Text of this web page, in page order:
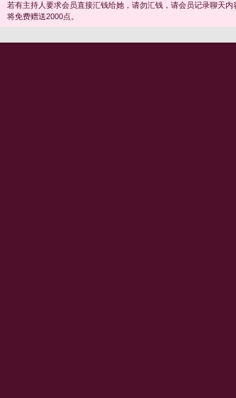
若有主持人要求会员直接汇钱给她，请勿汇钱，请会员记录聊天
将免费赠送2000点。